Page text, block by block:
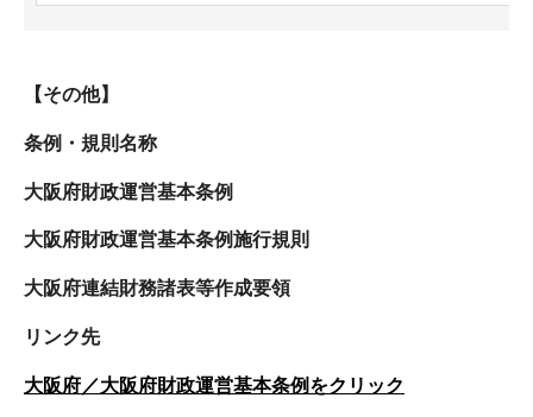
【その他】
条例・規則名称
大阪府財政運営基本条例
大阪府財政運営基本条例施行規則
大阪府連結財務諸表等作成要領
リンク先
大阪府／大阪府財政運営基本条例をクリック